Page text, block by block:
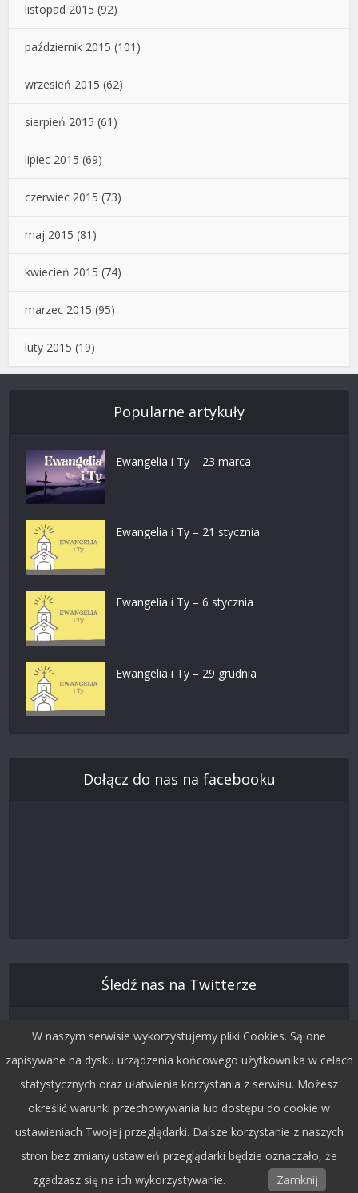
listopad 2015 (92)
październik 2015 (101)
wrzesień 2015 (62)
sierpień 2015 (61)
lipiec 2015 (69)
czerwiec 2015 (73)
maj 2015 (81)
kwiecień 2015 (74)
marzec 2015 (95)
luty 2015 (19)
Popularne artykuły
Ewangelia i Ty – 23 marca
Ewangelia i Ty – 21 stycznia
Ewangelia i Ty – 6 stycznia
Ewangelia i Ty – 29 grudnia
Dołącz do nas na facebooku
Śledź nas na Twitterze
Copyright © 2015 by Dobra Fala.
W naszym serwisie wykorzystujemy pliki Cookies. Są one
zapisywane na dysku urządzenia końcowego użytkownika w celach
statystycznych oraz ułatwienia korzystania z serwisu. Możesz
określić warunki przechowywania lub dostępu do cookie w
ustawieniach Twojej przeglądarki. Dalsze korzystanie z naszych
stron bez zmiany ustawień przeglądarki będzie oznaczało, że
zgadzasz się na ich wykorzystywanie.
Zamknij